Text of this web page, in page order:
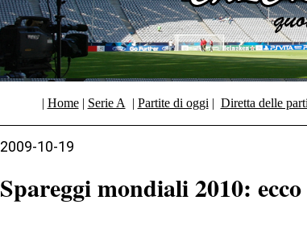
| Home| Serie A | Partite di oggi | Diretta delle
2009-10-19
Spareggi mondiali 2010: